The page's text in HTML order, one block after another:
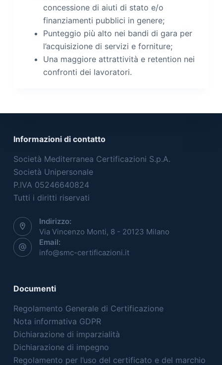
concessione di aiuti di stato e/o
finanziamenti pubblici in genere;
Punteggio più alto nei bandi di gara per
l’acquisizione di servizi e forniture;
Una maggiore attrattività e retention nei
confronti dei lavoratori.
Informazioni di contatto
Società Mediterranea Certificazioni S.p.A.
Società Unipersonale
P.IVA 05246640824
Tutti i diritti riservati
Indirizzo:
Via Vincenzo Monti, 8 - 20123 Milano
Email:
info@smc-certificazioni.it
Documenti
Regolamento Generale di Certificazione
Nota informativa GDPR
Dichiarazione di imparzialità
Dichiarazione di impegno
Regolamento per l’uso del certificato e del marchio